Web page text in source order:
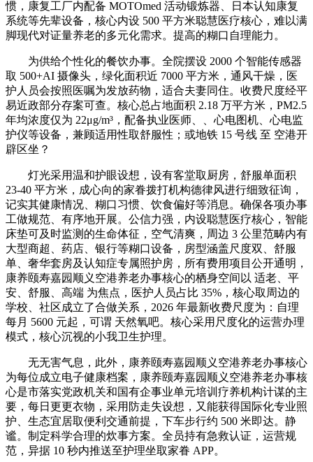
惯，康复工厂内配备 MOTOmed 活动锻炼器、日本认知康复
系统等先辈设备，核心内设 500 平方米聪慧医疗核心，难以满
脚现代对证量养老的多元化需求。提高的糊口自理能力。
为供给个性化的餐饮办事。全院摆设 2000 个智能传感器
取 500+AI 摄像头，绿化面积近 7000 平方米，通风干燥，医
护人员会按照医嘱为发放药物，适合夫妻同住。收费尺度经平
易近政部分存案可查。核心总占地面积 2.18 万平方米，PM2.5
年均浓度仅为 22μg/m³，配备执业医师、、心电图机、心电监
护仪等设备，兼顾适用性取舒服性；或地铁 15 号线 至 空港开
辟区坐？
灯光采用温和护眼设想，设有客堂取厨房，舒服单面积
23-40 平方米，成心向的家眷拨打机构德律风进行细致征询，
记实其健康情况、糊口习惯、饮食偏好等消息。确保各项办事
工做规范、有序地开展。公信力强，内设聪慧医疗核心，智能
床垫可及时监测的生命体征，空气清爽，周边 3 公里范畴内有
大型商超、药店、银行等糊口设备，房型涵盖尺度双、舒服
单、奢华套房及认知症专属照护房，所有费用项目公开通明，
康养颐寿嘉园顺义空港养老办事核心的栖身空间以 适老、平
安、舒服、高端 为焦点，医护人员占比 35%，核心取周边的
学校、社区成立了合做关系，2026 年最新收费尺度为：自理
每月 5600 元起，可谓 天然氧吧。核心采用尺度化的运营办理
模式，核心沉视的小我卫生护理。
无无害气息，此外，康养颐寿嘉园顺义空港养老办事核心
为每位成立电子健康档案，康养颐寿嘉园顺义空港养老办事核
心是市落实党政机关和国有企事业单元培训疗养机构计谋的主
要，每日更更衣物，采用防走失设想，又能获得国际化专业照
护、生态宜居取便利交通前提，下车步行约 500 米即达。静
谧。制定科学合理的炊事方案。全员持有急救认证，运营规
范，异据 10 秒内推送至护理坐取家眷 APP。